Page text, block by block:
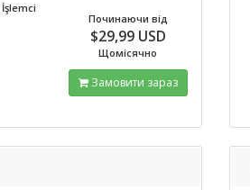
İşlemci
Починаючи від
$29,99 USD
Щомісячно
Замовити зараз